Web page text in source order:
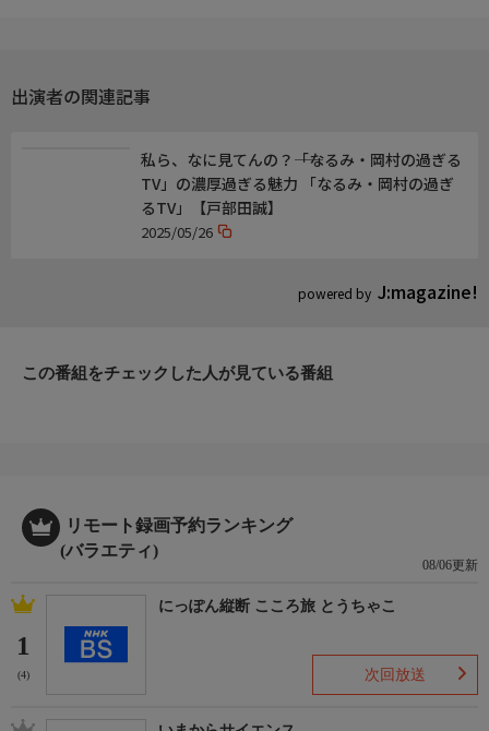
出演者の関連記事
powered by J:magazine!
私ら、なに見てんの？――「なるみ・岡村の過ぎる
TV」の濃厚過ぎる魅力 「なるみ・岡村の過ぎ
るTV」【戸部田誠】
2025/05/26
この番組をチェックした人が見ている番組
リモート録画予約ランキング
(バラエティ)
08/06更新
1
(4)
にっぽん縦断 こころ旅 とうちゃこ
次回放送